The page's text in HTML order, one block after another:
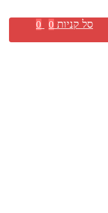
סל קניות 0
0